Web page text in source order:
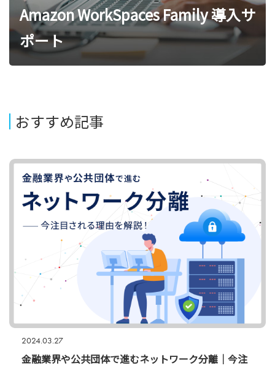
Amazon WorkSpaces Family 導入サ
ポート
おすすめ記事
2024.03.27
金融業界や公共団体で進むネットワーク分離｜今注